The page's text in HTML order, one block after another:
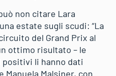
non citare Lara
estate sugli scudi: “La
del Grand Prix al
ottimo risultato – le
positivi li hanno dati
Manuela Malsiner, con